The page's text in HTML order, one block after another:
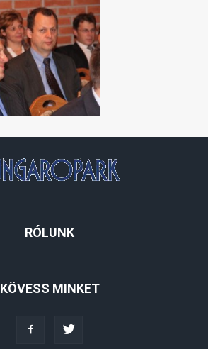
RÓLUNK
KÖVESS MINKET